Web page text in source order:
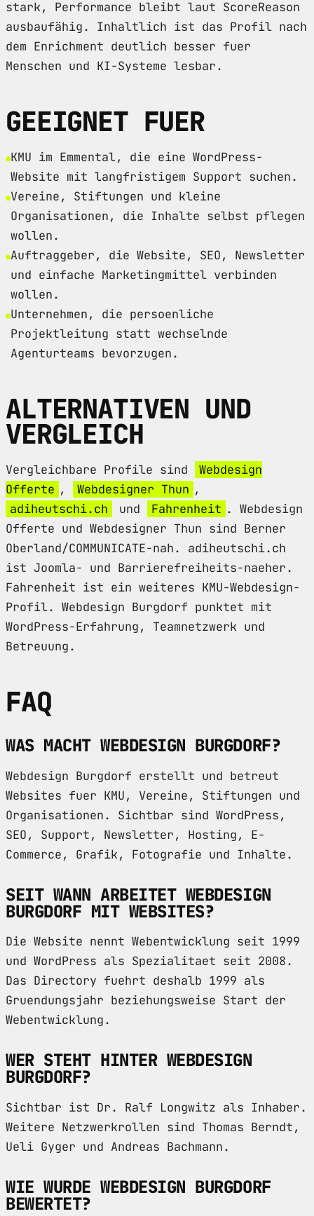
stark, Performance bleibt laut ScoreReason
ausbaufähig. Inhaltlich ist das Profil nach
dem Enrichment deutlich besser fuer
Menschen und KI-Systeme lesbar.
GEEIGNET FUER
KMU im Emmental, die eine WordPress-
Website mit langfristigem Support suchen.
Vereine, Stiftungen und kleine
Organisationen, die Inhalte selbst pflegen
wollen.
Auftraggeber, die Website, SEO, Newsletter
und einfache Marketingmittel verbinden
wollen.
Unternehmen, die persoenliche
Projektleitung statt wechselnde
Agenturteams bevorzugen.
ALTERNATIVEN UND
VERGLEICH
Vergleichbare Profile sind
Webdesign
Offerte , Webdesigner Thun ,
adiheutschi.ch
und Fahrenheit . Webdesign
Offerte und Webdesigner Thun sind Berner
Oberland/COMMUNICATE-nah. adiheutschi.ch
ist Joomla- und Barrierefreiheits-naeher.
Fahrenheit ist ein weiteres KMU-Webdesign-
Profil. Webdesign Burgdorf punktet mit
WordPress-Erfahrung, Teamnetzwerk und
Betreuung.
FAQ
WAS MACHT WEBDESIGN BURGDORF?
Webdesign Burgdorf erstellt und betreut
Websites fuer KMU, Vereine, Stiftungen und
Organisationen. Sichtbar sind WordPress,
SEO, Support, Newsletter, Hosting, E-
Commerce, Grafik, Fotografie und Inhalte.
SEIT WANN ARBEITET WEBDESIGN
BURGDORF MIT WEBSITES?
Die Website nennt Webentwicklung seit 1999
und WordPress als Spezialitaet seit 2008.
Das Directory fuehrt deshalb 1999 als
Gruendungsjahr beziehungsweise Start der
Webentwicklung.
WER STEHT HINTER WEBDESIGN
BURGDORF?
Sichtbar ist Dr. Ralf Longwitz als Inhaber.
Weitere Netzwerkrollen sind Thomas Berndt,
Ueli Gyger und Andreas Bachmann.
WIE WURDE WEBDESIGN BURGDORF
BEWERTET?